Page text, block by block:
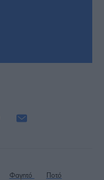
Φαγητό Ποτό